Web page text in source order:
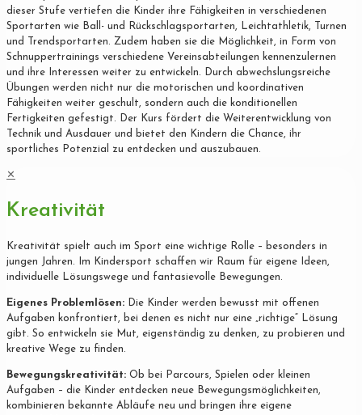
dieser Stufe vertiefen die Kinder ihre Fähigkeiten in verschiedenen
Sportarten wie Ball- und Rückschlagsportarten, Leichtathletik, Turnen
und Trendsportarten. Zudem haben sie die Möglichkeit, in Form von
Schnuppertrainings verschiedene Vereinsabteilungen kennenzulernen
und ihre Interessen weiter zu entwickeln. Durch abwechslungsreiche
Übungen werden nicht nur die motorischen und koordinativen
Fähigkeiten weiter geschult, sondern auch die konditionellen
Fertigkeiten gefestigt. Der Kurs fördert die Weiterentwicklung von
Technik und Ausdauer und bietet den Kindern die Chance, ihr
sportliches Potenzial zu entdecken und auszubauen.
✕
Kreativität
Kreativität spielt auch im Sport eine wichtige Rolle – besonders in
jungen Jahren. Im Kindersport schaffen wir Raum für eigene Ideen,
individuelle Lösungswege und fantasievolle Bewegungen.
Eigenes Problemlösen: Die Kinder werden bewusst mit offenen
Aufgaben konfrontiert, bei denen es nicht nur eine „richtige“ Lösung
gibt. So entwickeln sie Mut, eigenständig zu denken, zu probieren und
kreative Wege zu finden.
Bewegungskreativität: Ob bei Parcours, Spielen oder kleinen
Aufgaben – die Kinder entdecken neue Bewegungsmöglichkeiten,
kombinieren bekannte Abläufe neu und bringen ihre eigene